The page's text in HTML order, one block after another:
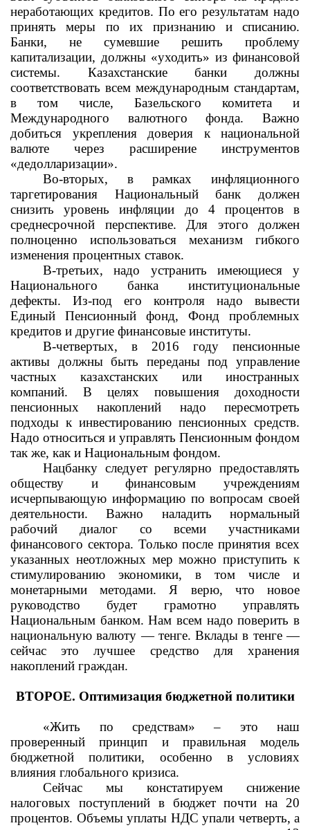
неработающих кредитов. По его результатам надо
принять меры по их признанию и списанию.
Банки, не сумевшие решить проблему
капитализации, должны «уходить» из финансовой
системы. Казахстанские банки должны
соответствовать всем международным стандартам,
в том числе, Базельского комитета и
Международного валютного фонда. Важно
добиться укрепления доверия к национальной
валюте через расширение инструментов
«дедолларизации».
Во-вторых, в рамках инфляционного
таргетирования Национальный банк должен
снизить уровень инфляции до 4 процентов в
среднесрочной перспективе. Для этого должен
полноценно использоваться механизм гибкого
изменения процентных ставок.
В-третьих, надо устранить имеющиеся у
Национального банка институциональные
дефекты. Из-под его контроля надо вывести
Единый Пенсионный фонд, Фонд проблемных
кредитов и другие финансовые институты.
В-четвертых, в 2016 году пенсионные
активы должны быть переданы под управление
частных казахстанских или иностранных
компаний. В целях повышения доходности
пенсионных накоплений надо пересмотреть
подходы к инвестированию пенсионных средств.
Надо относиться и управлять Пенсионным фондом
так же, как и Национальным фондом.
Нацбанку следует регулярно предоставлять
обществу и финансовым учреждениям
исчерпывающую информацию по вопросам своей
деятельности. Важно наладить нормальный
рабочий диалог со всеми участниками
финансового сектора. Только после принятия всех
указанных неотложных мер можно приступить к
стимулированию экономики, в том числе и
монетарными методами. Я верю, что новое
руководство будет грамотно управлять
Национальным банком. Нам всем надо поверить в
национальную валюту — тенге. Вклады в тенге —
сейчас это лучшее средство для хранения
накоплений граждан.
ВТОРОЕ. Оптимизация бюджетной политики
«Жить по средствам» – это наш
проверенный принцип и правильная модель
бюджетной политики, особенно в условиях
влияния глобального кризиса.
Сейчас мы констатируем снижение
налоговых поступлений в бюджет почти на 20
процентов. Объемы уплаты НДС упали четверть, а